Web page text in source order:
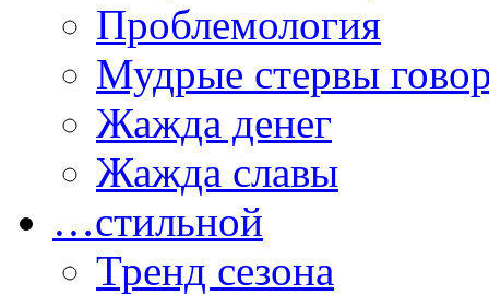
Проблемология
Мудрые стервы
Жажда денег
Жажда славы
…стильной
Тренд сезона